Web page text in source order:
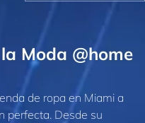
Moda @home
de ropa en Miami a
perfecta. Desde su